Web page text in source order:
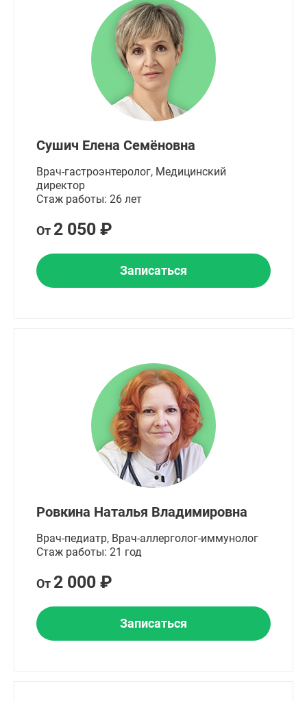
Сушич Елена Семёновна
Врач-гастроэнтеролог, Медицинский
директор
Стаж работы: 26 лет
От 2 050 ₽
Записаться
Ровкина Наталья Владимировна
Врач-педиатр, Врач-аллерголог-иммунолог
Стаж работы: 21 год
От 2 000 ₽
Записаться